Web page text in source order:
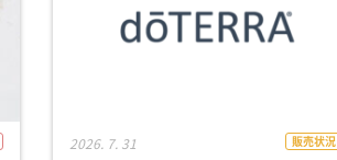
2026. 7. 31 販売状況